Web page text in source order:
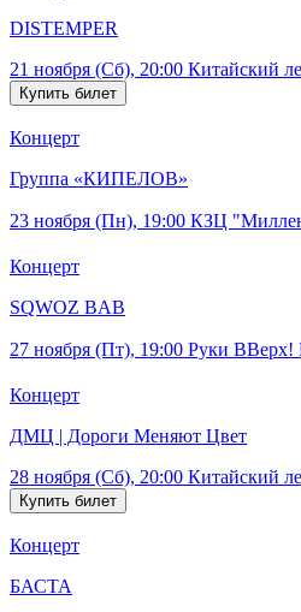
DISTEMPER
21 ноября (Сб), 20:00 Китайский
Концерт
Группа «КИПЕЛОВ»
23 ноября (Пн), 19:00 КЗЦ
Концерт
SQWOZ BAB
27 ноября (Пт), 19:00 Руки ВВерх!
Концерт
ДМЦ | Дороги Меняют Цвет
28 ноября (Сб), 20:00 Китайский
Концерт
БАСТА